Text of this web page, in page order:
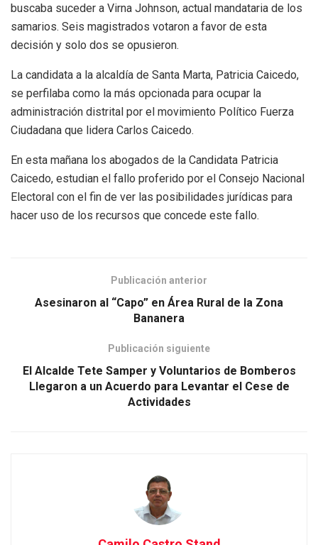
buscaba suceder a Virna Johnson, actual mandataria de los
samarios. Seis magistrados votaron a favor de esta
decisión y solo dos se opusieron.
La candidata a la alcaldía de Santa Marta, Patricia Caicedo,
se perfilaba como la más opcionada para ocupar la
administración distrital por el movimiento Político Fuerza
Ciudadana que lidera Carlos Caicedo.
En esta mañana los abogados de la Candidata Patricia
Caicedo, estudian el fallo proferido por el Consejo Nacional
Electoral con el fin de ver las posibilidades jurídicas para
hacer uso de los recursos que concede este fallo.
Publicación anterior
Asesinaron al “Capo” en Área Rural de la Zona
Bananera
Publicación siguiente
El Alcalde Tete Samper y Voluntarios de Bomberos
Llegaron a un Acuerdo para Levantar el Cese de
Actividades